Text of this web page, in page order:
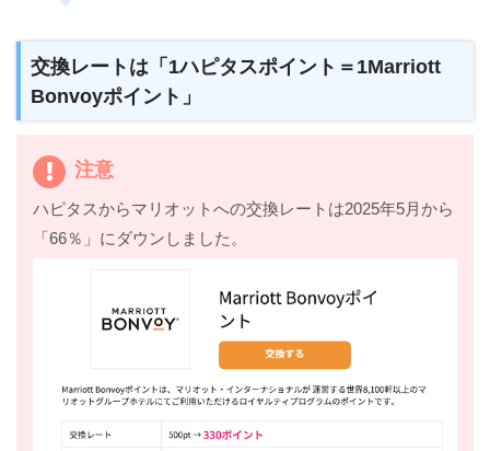
交換レートは「1ハピタスポイント＝1Marriott
Bonvoyポイント」
注意
ハピタスからマリオットへの交換レートは2025年5月から
「66％」にダウンしました。